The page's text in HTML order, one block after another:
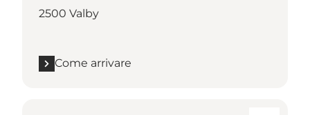
2500 Valby
Come arrivare